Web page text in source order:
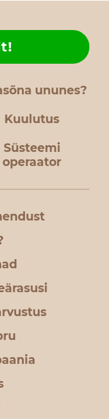
ununes?
Kuulutus
Süsteemi
operaator